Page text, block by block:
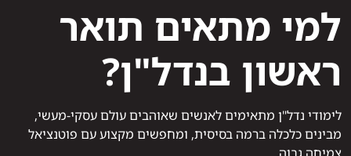
למי מתאים תואר
ראשון בנדל"ן?
לימודי נדל"ן מתאימים לאנשים שאוהבים עולם עסקי-מעשי,
מבינים כלכלה ברמה בסיסית, ומחפשים מקצוע עם פוטנציאל